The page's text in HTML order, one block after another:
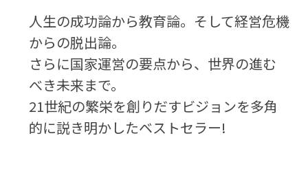
人生の成功論から教育論。そして経営危機
からの脱出論。
さらに国家運営の要点から、世界の進む
べき未来まで。
21世紀の繁栄を創りだすビジョンを多角
的に説き明かしたベストセラー!